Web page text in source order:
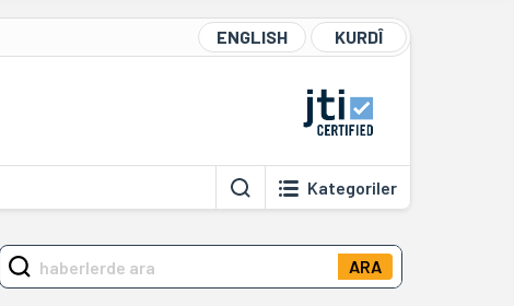
ENGLISH KURDÎ
Kategoriler
ARA